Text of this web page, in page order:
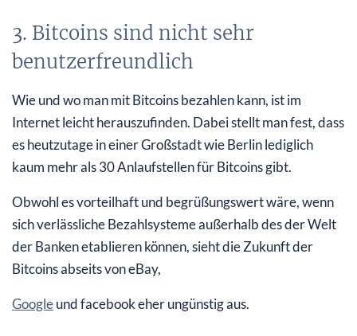
3. Bitcoins sind nicht sehr
benutzerfreundlich
Wie und wo man mit Bitcoins bezahlen kann, ist im
Internet leicht herauszufinden. Dabei stellt man fest, dass
es heutzutage in einer Großstadt wie Berlin lediglich
kaum mehr als 30 Anlaufstellen für Bitcoins gibt.
Obwohl es vorteilhaft und begrüßungswert wäre, wenn
sich verlässliche Bezahlsysteme außerhalb des der Welt
der Banken etablieren können, sieht die Zukunft der
Bitcoins abseits von eBay,
Googleund facebook eher ungünstig aus.